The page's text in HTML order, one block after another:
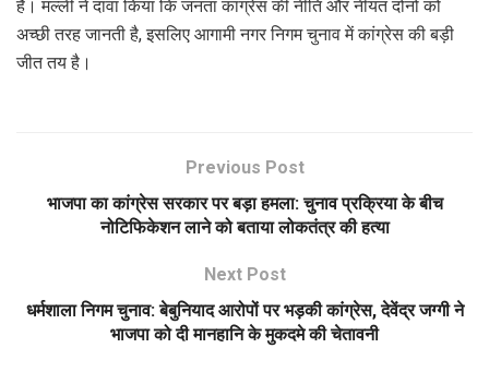
है। मल्ली ने दावा किया कि जनता कांग्रेस की नीति और नीयत दोनों को
अच्छी तरह जानती है, इसलिए आगामी नगर निगम चुनाव में कांग्रेस की बड़ी
जीत तय है।
Previous Post
भाजपा का कांग्रेस सरकार पर बड़ा हमला: चुनाव प्रक्रिया के बीच
नोटिफिकेशन लाने को बताया लोकतंत्र की हत्या
Next Post
धर्मशाला निगम चुनाव: बेबुनियाद आरोपों पर भड़की कांग्रेस, देवेंद्र जग्गी ने
भाजपा को दी मानहानि के मुकदमे की चेतावनी